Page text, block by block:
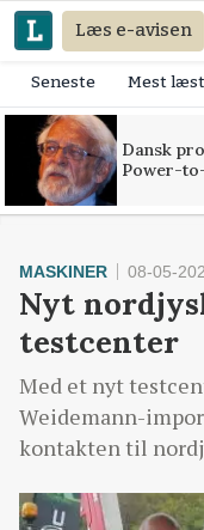
Læs e-avisen
Seneste Mest
Dansk
Power-
MASKINER 08-05-
Nyt
testcenter
Med et nyt
Weidemann-
kontakten til